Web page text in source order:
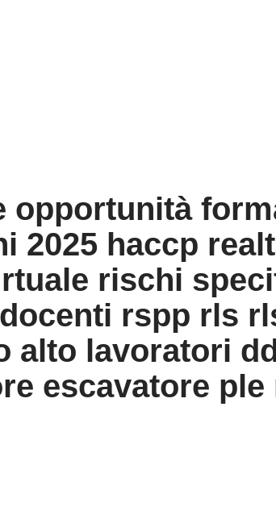
opportunità
2025 haccp
rischi
rspp rls
alto lavoratori
escavatore